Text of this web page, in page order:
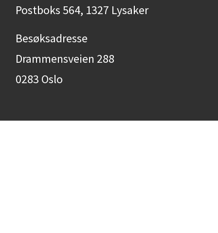
Postboks 564, 1327 Lysaker
Besøksadresse
Drammensveien 288
0283 Oslo